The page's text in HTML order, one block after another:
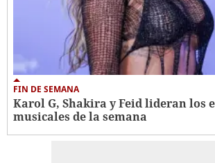
FIN DE SEMANA
Karol G, Shakira y Feid lideran los
musicales de la semana